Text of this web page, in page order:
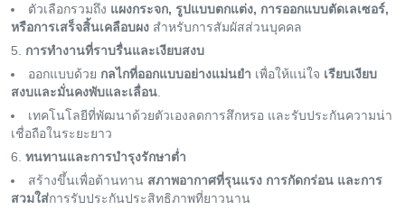
ตัวเลือกรวมถึง แผงกระจก, รูปแบบตกแต่ง, การออกแบบตัดเลเซอร์,
หรือการเสร็จสิ้นเคลือบผง สำหรับการสัมผัสส่วนบุคคล
การทำงานที่ราบรื่นและเงียบสงบ
ออกแบบด้วย กลไกที่ออกแบบอย่างแม่นยำ เพื่อให้แน่ใจ เรียบเงียบ
สงบและมั่นคงพับและเลื่อน
เทคโนโลยีที่พัฒนาด้วยตัวเองลดการสึกหรอ และรับประกันความน่า
เชื่อถือในระยะยาว
ทนทานและการบำรุงรักษาต่ำ
สร้างขึ้นเพื่อต้านทาน สภาพอากาศที่รุนแรง การกัดกร่อน และการ
สวมใส่การรับประกันประสิทธิภาพที่ยาวนาน